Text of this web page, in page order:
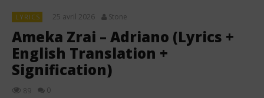
LYRICS 25 avril 2026 Stone
Ameka Zrai – Adriano (Lyrics +
English Translation +
Signification)
89 0